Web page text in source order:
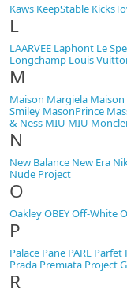
Kaws KeepStable
L
LAARVEE Laphont Le
Longchamp Louis
M
Maison Margiela
Smiley MasonPrince
& Ness MIU MIU
N
New Balance New Era
Nude Project
O
OakleyOBEYOff-White
P
Palace Pane PARE Parfet
Prada Premiata Project
R